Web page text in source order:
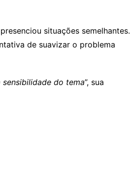
situações semelhantes.
de suavizar o problema
do tema”, sua